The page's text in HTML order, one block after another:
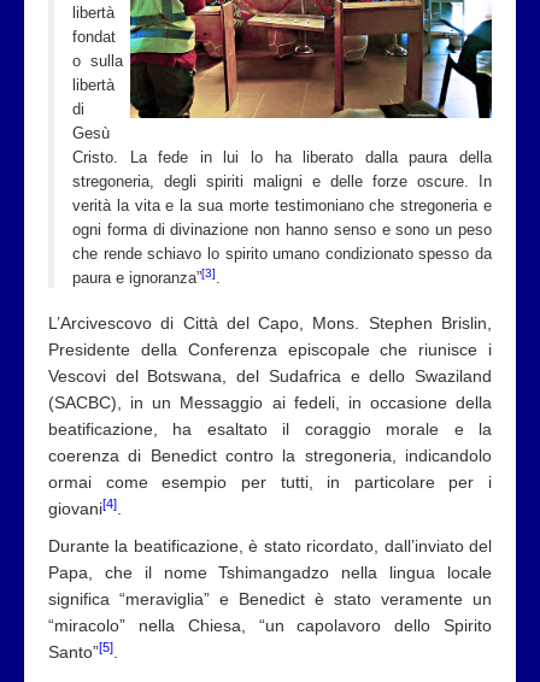
libertà
fondat
o sulla
libertà
di
Gesù
Cristo. La fede in lui lo ha liberato dalla paura della
stregoneria, degli spiriti maligni e delle forze oscure. In
verità la vita e la sua morte testimoniano che stregoneria e
ogni forma di divinazione non hanno senso e sono un peso
che rende schiavo lo spirito umano condizionato spesso da
paura e ignoranza”[3].
L’Arcivescovo di Città del Capo, Mons. Stephen Brislin,
Presidente della Conferenza episcopale che riunisce i
Vescovi del Botswana, del Sudafrica e dello Swaziland
(SACBC), in un Messaggio ai fedeli, in occasione della
beatificazione, ha esaltato il coraggio morale e la
coerenza di Benedict contro la stregoneria, indicandolo
ormai come esempio per tutti, in particolare per i
giovani[4].
Durante la beatificazione, è stato ricordato, dall’inviato del
Papa, che il nome Tshimangadzo nella lingua locale
significa “meraviglia” e Benedict è stato veramente un
“miracolo” nella Chiesa, “un capolavoro dello Spirito
Santo”[5].